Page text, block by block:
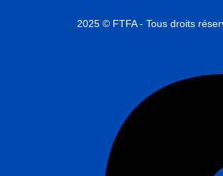
2025 © FTFA - Tous droits